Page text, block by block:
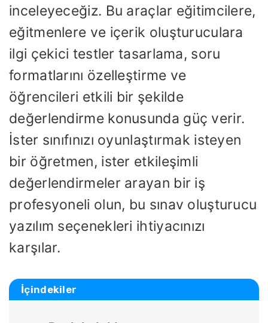
inceleyeceğiz. Bu araçlar eğitimcilere,
eğitmenlere ve içerik oluşturuculara
ilgi çekici testler tasarlama, soru
formatlarını özelleştirme ve
öğrencileri etkili bir şekilde
değerlendirme konusunda güç verir.
İster sınıfınızı oyunlaştırmak isteyen
bir öğretmen, ister etkileşimli
değerlendirmeler arayan bir iş
profesyoneli olun, bu sınav oluşturucu
yazılım seçenekleri ihtiyacınızı
karşılar.
İçindekiler